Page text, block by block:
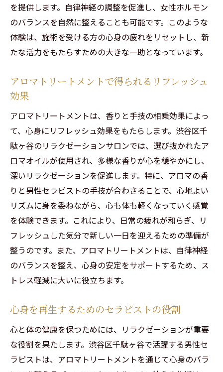
を提供します。自律神経の調整を促進し、女性ホルモン
のバランスを自然に整えることも可能です。このような
体験は、施術を受ける方の心身の疲れをリセットし、新
たな活力をもたらすための大きな一助となっています。
アロマトリートメントで得られるリフレッシュ
効果
アロマトリートメントは、香りと手技の相乗効果によっ
て、心身にリフレッシュ効果をもたらします。渋谷区千
駄ヶ谷のリラクゼーションサロンでは、選び抜かれたア
ロマオイルが使用され、多様な香りが心を穏やかにし、
深いリラクゼーションを促進します。特に、アロマの香
りと男性セラピストの手技が合わさることで、心地よい
リズムに身を委ねながら、心も体も軽くなっていく感覚
を体験できます。これにより、日常の疲れが和らぎ、リ
フレッシュした気分で新しい一日を迎えるための準備が
整うのです。また、アロマトリートメントは、自律神経
のバランスを整え、心身の安定をサポートするため、ス
トレス軽減に大いに役立ちます。
心身を再生するためのセラピストの役割
心と体の健康を保つためには、リラクゼーションが重要
な役割を果たします。渋谷区千駄ヶ谷で活躍する男性セ
ラピストは、アロマトリートメントを通じて心身のバラ